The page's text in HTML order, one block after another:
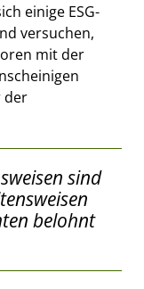
einige ESG-
versuchen,
mit der
der
sind
belohnt